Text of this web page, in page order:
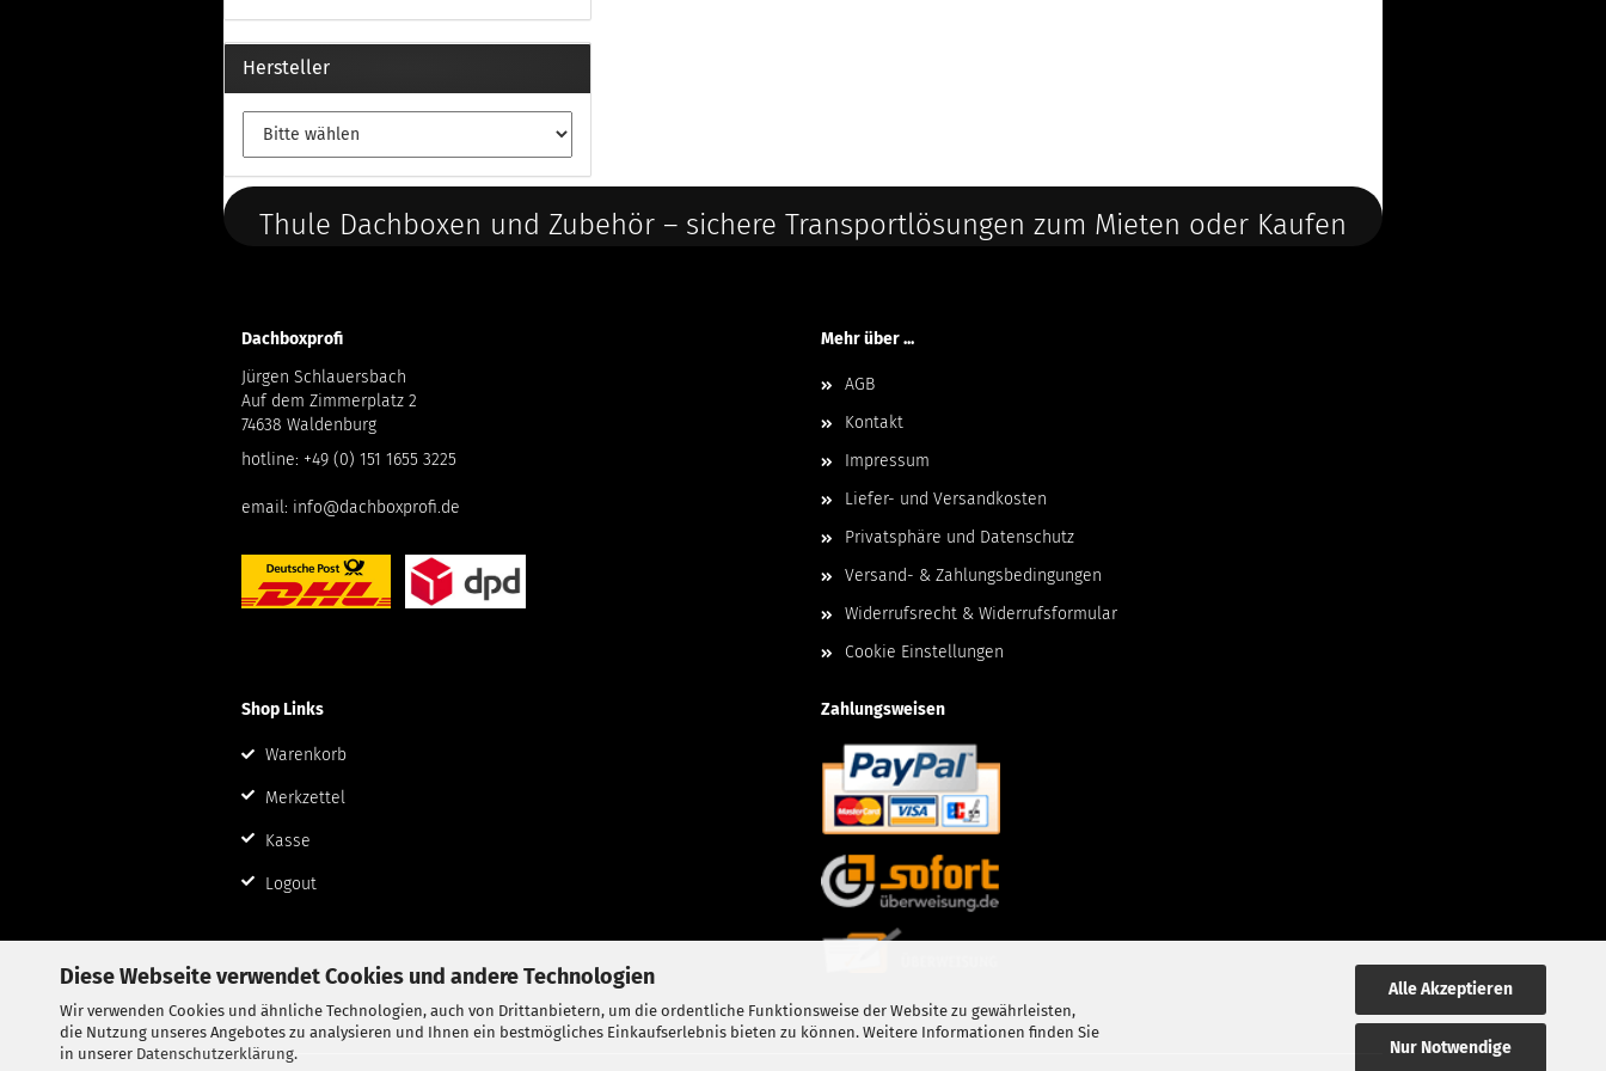
Diese Webseite verwendet Cookies und andere Technologien
Wir verwenden Cookies und ähnliche Technologien, auch von Drittanbietern, um die ordentliche Funktionsweise der Website zu gewährleisten,
die Nutzung unseres Angebotes zu analysieren und Ihnen ein bestmögliches Einkaufserlebnis bieten zu können. Weitere Informationen finden Sie
in unserer Datenschutzerklärung.
Alle Akzeptieren
Nur Notwendige
Hersteller
Thule Dachboxen und Zubehör – sichere Transportlösungen zum Mieten oder Kaufen
Dachboxprofi
Jürgen Schlauersbach
Auf dem Zimmerplatz 2
74638 Waldenburg
hotline: +49 (0) 151 1655 3225
email: info@dachboxprofi.de
Mehr über ...
AGB
Kontakt
Impressum
Liefer- und Versandkosten
Privatsphäre und Datenschutz
Versand- & Zahlungsbedingungen
Widerrufsrecht & Widerrufsformular
Cookie Einstellungen
Shop Links
Warenkorb
Merkzettel
Kasse
Logout
Zahlungsweisen